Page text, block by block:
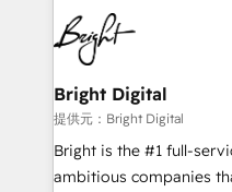
HubSpot COS
COS Design Award
Partner 📆Founded in
lasting impact. We specialize in: • Turnkey and end-
to-end HubSpot
Sales, Service,
and chat agents,
workflows • Salesforce
RevOps and AI-driven
design and CMS
Bright Digital
提供元：Bright Digital
Bright is the #1 full-
ambitious companies